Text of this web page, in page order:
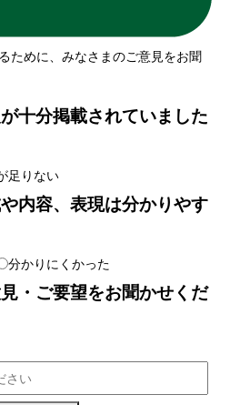
ために、みなさまのご意見をお聞
十分掲載されていました
足りない
内容、表現は分かりやす
分かりにくかった
・ご要望をお聞かせくだ